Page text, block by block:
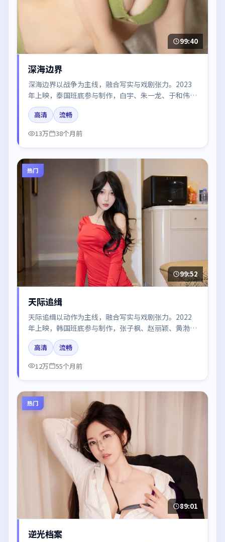
99:40
深海边界
深海边界以战争为主线，融合写实与戏剧张力。2023
年上映，泰国班底参与制作，白宇、朱一龙、于和伟、
沈腾在片中呈现细腻表演，影像风格统一，配乐与剪辑
强化了情绪曲线。
高清
流畅
13万
38个月前
热门
99:52
天际追缉
天际追缉以动作为主线，融合写实与戏剧张力。2022
年上映，韩国班底参与制作，张子枫、赵丽颖、黄渤、
段奕宏在片中呈现细腻表演，影像风格统一，配乐与剪
辑强化了情绪曲线。
高清
流畅
12万
55个月前
热门
89:01
逆光档案